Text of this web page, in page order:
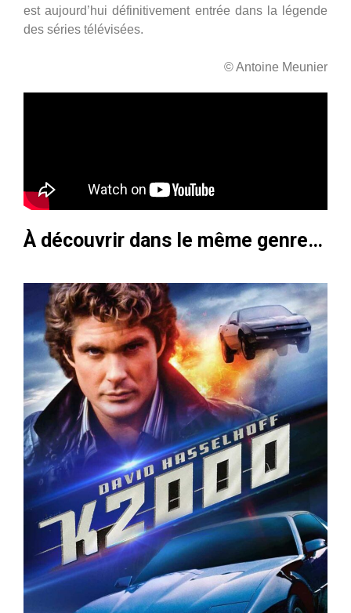
est aujourd’hui définitivement entrée dans la légende
des séries télévisées.
© Antoine Meunier
À découvrir dans le même genre…